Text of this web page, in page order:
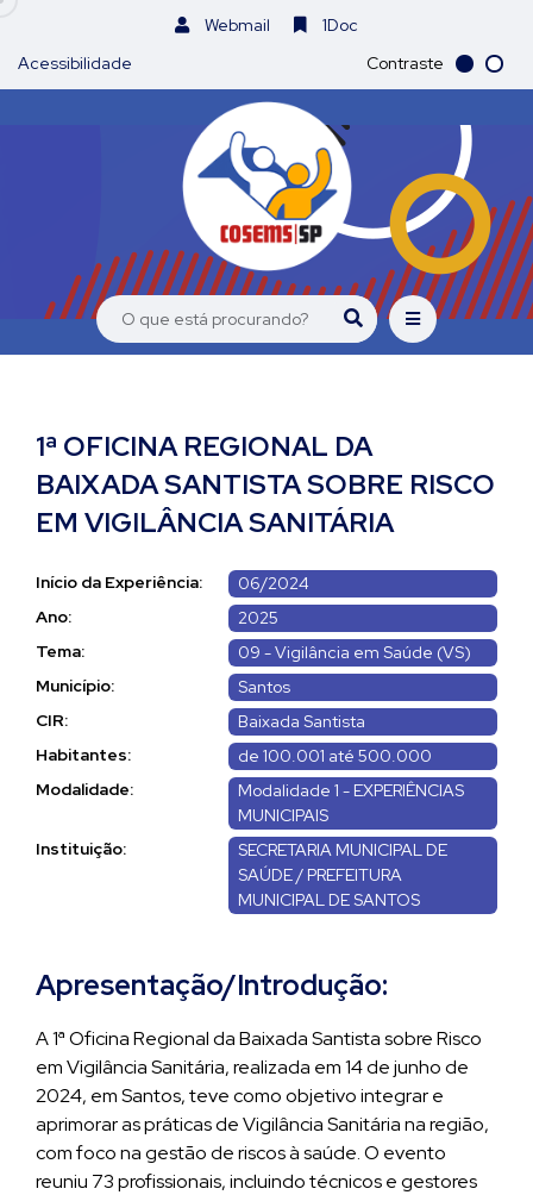
Webmail
1Doc
Acessibilidade
Contraste
1ª OFICINA REGIONAL DA
BAIXADA SANTISTA SOBRE RISCO
EM VIGILÂNCIA SANITÁRIA
Início da Experiência:
06/2024
Ano:
2025
Tema:
09 - Vigilância em Saúde (VS)
Município:
Santos
CIR:
Baixada Santista
Habitantes:
de 100.001 até 500.000
Modalidade:
Modalidade 1 - EXPERIÊNCIAS
MUNICIPAIS
Instituição:
SECRETARIA MUNICIPAL DE
SAÚDE / PREFEITURA
MUNICIPAL DE SANTOS
Apresentação/Introdução:
A 1ª Oficina Regional da Baixada Santista sobre Risco
em Vigilância Sanitária, realizada em 14 de junho de
2024, em Santos, teve como objetivo integrar e
aprimorar as práticas de Vigilância Sanitária na região,
com foco na gestão de riscos à saúde. O evento
reuniu 73 profissionais, incluindo técnicos e gestores